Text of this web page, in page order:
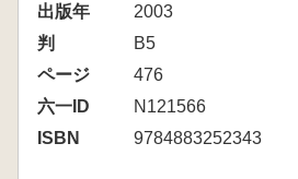
出版年
2003
判
B5
ページ
476
六一ID
N121566
ISBN
9784883252343